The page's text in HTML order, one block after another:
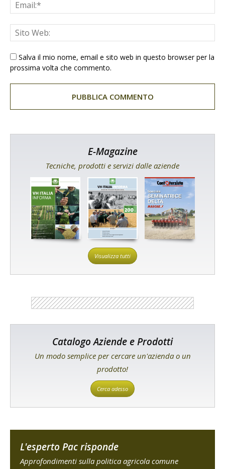
Salva il mio nome, email e sito web in questo browser per la
prossima volta che commento.
E-Magazine
Tecniche, prodotti e servizi dalle aziende
Visualizza tutti
Catalogo Aziende e Prodotti
Un modo semplice per cercare un'azienda o un
prodotto!
Cerca adesso
L'esperto Pac risponde
Approfondimenti sulla politica agricola comune